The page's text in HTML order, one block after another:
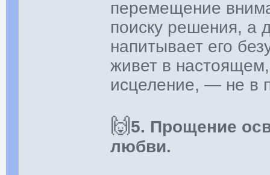
перемещение
поиску решения, а
напитывает его
живет в
исцеление, — не в
🙌5. Прощение
любви.